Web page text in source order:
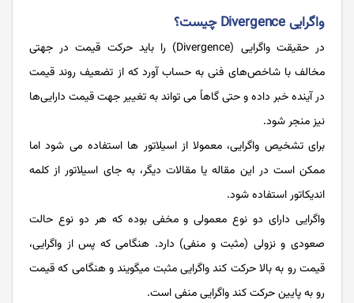
واگرایی Divergence چیست؟
در حقیقت واگرایی (Divergence) را باید حرکت قیمت در جهتی
مخالف با شاخص‌های فنی به حساب آورد که از تضعیف روند قیمت
در آینده خبر داده و حتی گاهاً می ‌تواند به تغییر جهت قیمت دارایی‌ها
نیز منجر شود.
برای تشخیص واگرایی، معمولا از اسیلاتور ها استفاده می شود اما
ممکن است در این مقاله یا مقالات دیگر، به جای اسیلاتور از کلمه
اندیکاتور استفاده شود.
واگرایی دارای دو نوع معمولی و مخفی بوده که هر دو نوع حالت
صعودی و نزولی (مثبت و منفی) دارد. هنگامی که پس از واگرایی،
قیمت رو به بالا حرکت کند واگرایی مثبت میگویند و هنگامی که قیمت
رو به پایین حرکت کند واگرایی منفی است.